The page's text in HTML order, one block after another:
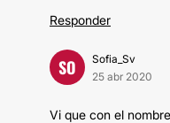
Responder
SO
Sofia_Sv
25 abr 2020
Vi que con el